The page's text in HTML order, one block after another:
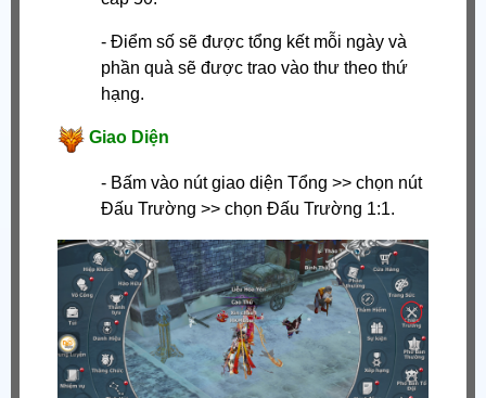
- Điểm số sẽ được tổng kết mỗi ngày và
phần quà sẽ được trao vào thư theo thứ
hạng.
Giao Diện
- Bấm vào nút giao diện Tổng >> chọn nút
Đấu Trường >> chọn Đấu Trường 1:1.